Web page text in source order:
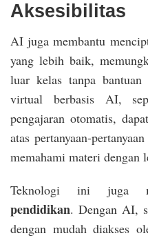
Aksesibilitas
AI juga membantu
yang lebih baik,
luar kelas tanpa
virtual berbasis AI,
pengajaran otomatis,
atas pertanyaan-
memahami materi dengan
Teknologi ini juga
pendidikan. Dengan AI,
dengan mudah diakses